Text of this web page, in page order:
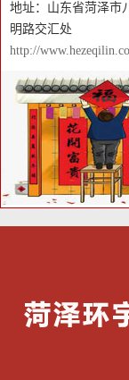
地址：山东省菏泽市
明路交汇处
http://